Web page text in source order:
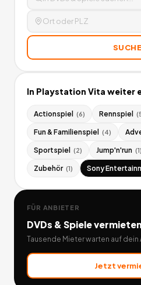
In Playstation Vita weiter
Actionspiel (6) Rennspiel (
Fun & Familienspiel (4)
Sportspiel (2) Jump'n'run (1)
Zubehör (1) Sony
FÜR ANBIETER
DVDs & Spiele
Tausende Mieter warten auf dein
Jetzt